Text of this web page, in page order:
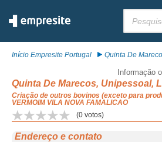
Início Empresite Portugal Quinta De
Informação
Quinta De Marecos, Unipessoal,
Criação de outros bovinos (exceto para
VERMOIM VILA NOVA FAMALICAO
(0 votos)
Endereço e contato